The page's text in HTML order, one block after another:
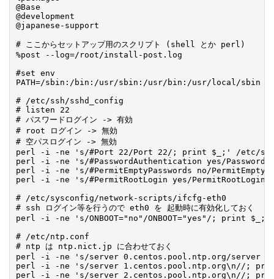
@Base
@development
@japanese-support
# ここからセットアップ用のスクリプト (shell とか perl)
%post --log=/root/install-post.log
#set env
PATH=/sbin:/bin:/usr/sbin:/usr/bin:/usr/local/sbin
# /etc/ssh/sshd_config
# listen 22
# パスワードログイン -> 有効
# root ログイン -> 無効
# 空パスログイン -> 無効
perl -i -ne 's/#Port 22/Port 22/; print $_;' /etc/ssh/
perl -i -ne 's/#PasswordAuthentication yes/
perl -i -ne 's/#PermitEmptyPasswords no/
perl -i -ne 's/#PermitRootLogin yes/
# /etc/sysconfig/network-scripts/ifcfg-eth0
# ssh ログイン等を行うので eth0 を 起動時に有効化しておく
perl -i -ne 's/ONBOOT="no"/ONBOOT="yes"/; print
# /etc/ntp.conf
# ntp は ntp.nict.jp に合わせておく
perl -i -ne 's/server 0.centos.pool.ntp.org/
perl -i -ne 's/server 1.centos.pool.ntp.org\n//;
perl -i -ne 's/server 2.centos.pool.ntp.org\n//;